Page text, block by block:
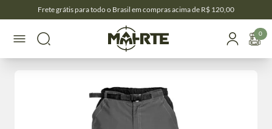
Frete grátis para todo o Brasil em compras acima de R$ 120,00
0